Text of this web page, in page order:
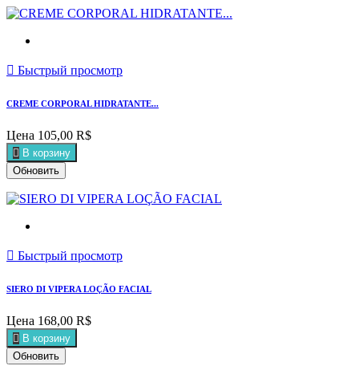
 Быстрый просмотр
CREME CORPORAL HIDRATANTE...
Цена 105,00 R$
 В корзину
 Быстрый просмотр
SIERO DI VIPERA LOÇÃO FACIAL
Цена 168,00 R$
 В корзину